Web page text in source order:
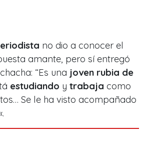
no dio a conocer el
amante, pero sí entregó
“Es una joven rubia de
estudiando y trabaja como
Se le ha visto acompañado